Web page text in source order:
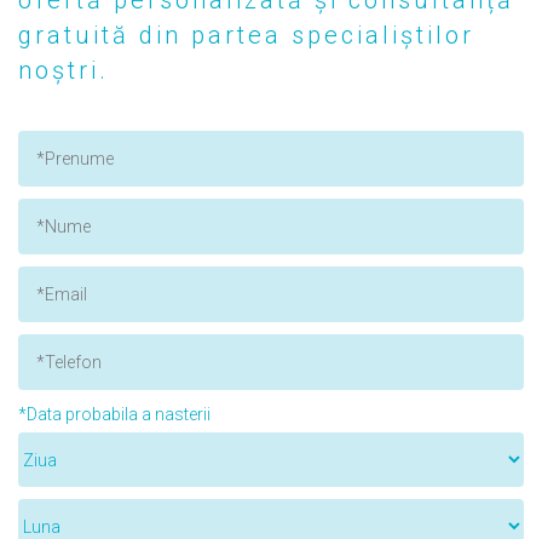
gratuită din partea specialiștilor
noștri.
*Data probabila a nasterii